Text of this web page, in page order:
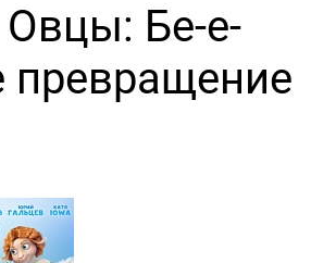
Бе-е-
превращение